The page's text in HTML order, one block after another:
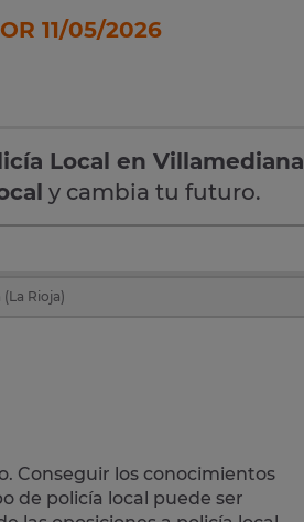
11/05/2026
Local en
y cambia tu futuro.
Rioja)
Conseguir los conocimientos
de policía local puede ser